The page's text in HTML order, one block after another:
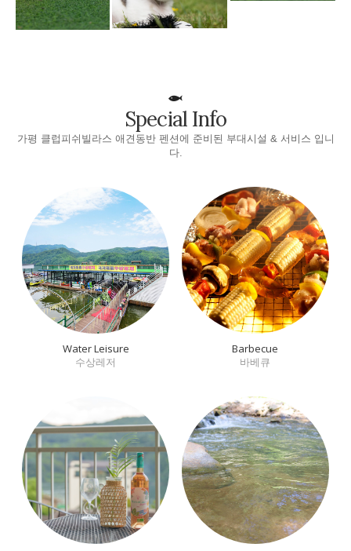
Special Info
가평 클럽피쉬빌라스 애견동반 펜션에 준비된 부대시설 & 서비스 입니
다.
Water Leisure
수상레저
Barbecue
바베큐